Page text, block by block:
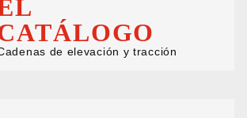
de elevación y tracción